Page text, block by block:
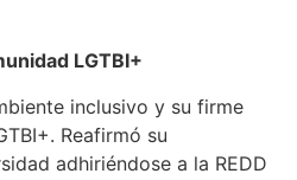
LGTBI+
inclusivo y su firme
Reafirmó su
adhiriéndose a la REDD